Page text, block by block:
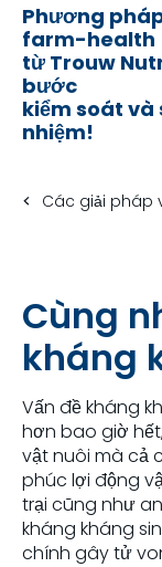
Phương
farm-health
từ Trouw
bước
kiểm soát và
nhiệm!
Các giải pháp
Cùng
kháng
Vấn đề kháng
hơn bao giờ
vật nuôi mà cả
phúc lợi động
trại cũng như
kháng kháng
chính gây tử